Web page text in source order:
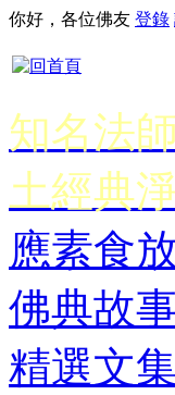
你好，各位佛友 登錄
知名法
土經典
應素食
佛典故
精選文